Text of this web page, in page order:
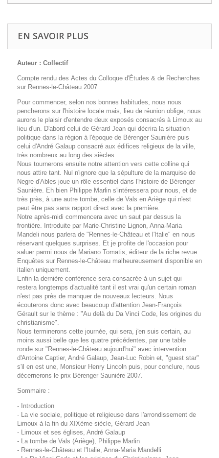
EN SAVOIR PLUS
Auteur : Collectif
Compte rendu des Actes du Colloque d'Études & de Recherches
sur Rennes-le-Château 2007
Pour commencer, selon nos bonnes habitudes, nous nous
pencherons sur l'histoire locale mais, lieu de réunion oblige, nous
aurons le plaisir d'entendre deux exposés consacrés à Limoux au
lieu d'un. D'abord celui de Gérard Jean qui décrira la situation
politique dans la région à l'époque de Bérenger Saunière puis
celui d'André Galaup consacré aux édifices religieux de la ville,
très nombreux au long des siècles.
Nous tournerons ensuite notre attention vers cette colline qui
nous attire tant. Nul n'ignore que la sépulture de la marquise de
Negre d'Ables joue un rôle essentiel dans l'histoire de Bérenger
Saunière. Eh bien Philippe Marlin s'intéressera pour nous, et de
très près, à une autre tombe, celle de Vals en Ariège qui n'est
peut être pas sans rapport direct avec la première.
Notre après-midi commencera avec un saut par dessus la
frontière. Introduite par Marie-Christine Lignon, Anna-Maria
Mandeli nous parlera de "Rennes-le-Château et l'Italie" en nous
réservant quelques surprises. Et je profite de l'occasion pour
saluer parmi nous de Mariano Tomatis, éditeur de la riche revue
Enquêtes sur Rennes-le-Château malheureusement disponible en
italien uniquement.
Enfin la dernière conférence sera consacrée à un sujet qui
restera longtemps d'actualité tant il est vrai qu'un certain roman
n'est pas près de manquer de nouveaux lecteurs. Nous
écouterons donc avec beaucoup d'attention Jean-François
Gérault sur le thème : "Au delà du Da Vinci Code, les origines du
christianisme".
Nous terminerons cette journée, qui sera, j'en suis certain, au
moins aussi belle que les quatre précédentes, par une table
ronde sur "Rennes-le-Château aujourd'hui" avec intervention
d'Antoine Captier, André Galaup, Jean-Luc Robin et, "guest star"
s'il en est une, Monsieur Henry Lincoln puis, pour conclure, nous
décernerons le prix Bérenger Saunière 2007.
Sommaire :
- Introduction
- La vie sociale, politique et religieuse dans l'arrondissement de
Limoux à la fin du XIXème siècle, Gérard Jean
- Limoux et ses églises, André Galaup
- La tombe de Vals (Ariège), Philippe Marlin
- Rennes-le-Château et l'Italie, Anna-Maria Mandelli